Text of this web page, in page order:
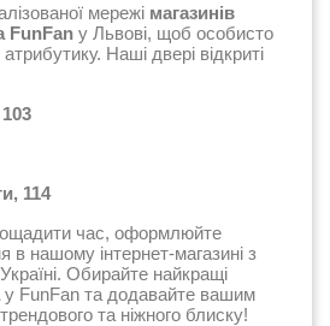
мережі магазинів
FunFan у Львові, щоб особисто
Наші двері відкриті
114
час, оформлюйте
в нашому інтернет-магазині з
Обирайте найкращі
у FunFan та додавайте вашим
та ніжного блиску!